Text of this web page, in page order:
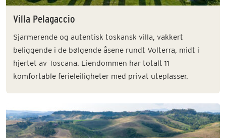
Villa Pelagaccio
Sjarmerende og autentisk toskansk villa, vakkert
beliggende i de bølgende åsene rundt Volterra, midt i
hjertet av Toscana. Eiendommen har totalt 11
komfortable ferieleiligheter med privat uteplasser.